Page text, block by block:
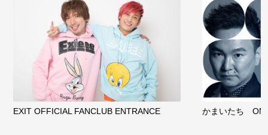
EXIT OFFICIAL FANCLUB ENTRANCE かまいたち